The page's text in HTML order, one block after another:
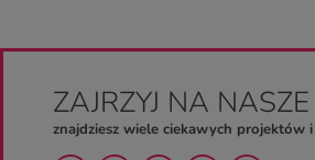
ZAJRZYJ NA
znajdziesz wiele ciekawych projektów